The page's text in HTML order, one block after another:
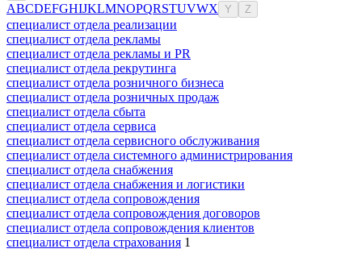
ABCDEFGHIJKLMNOPQRSTUVWX Y Z
специалист отдела реализации
специалист отдела рекламы
специалист отдела рекламы и PR
специалист отдела рекрутинга
специалист отдела розничного бизнеса
специалист отдела розничных продаж
специалист отдела сбыта
специалист отдела сервиса
специалист отдела сервисного обслуживания
специалист отдела системного администрирования
специалист отдела снабжения
специалист отдела снабжения и логистики
специалист отдела сопровождения
специалист отдела сопровождения договоров
специалист отдела сопровождения клиентов
специалист отдела страхования 1